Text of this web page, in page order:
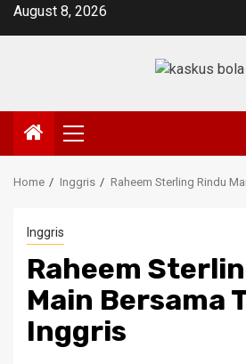
SkipAugust 8, 2026
Primary
Menu
Home Inggris Raheem Sterling Rindu
Inggris
Raheem
Main Bersama
Inggris